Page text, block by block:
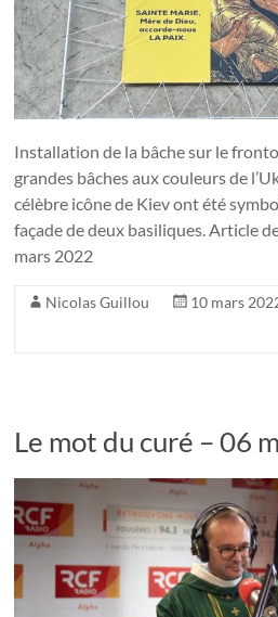
Installation de la bâche sur le
grandes bâches aux couleurs de
célèbre icône de Kiev ont été
façade de deux basiliques. Article
mars 2022
Nicolas Guillou 10 mars
Le mot du curé – 06